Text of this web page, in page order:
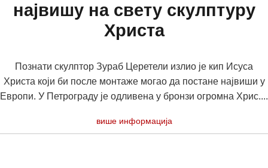
највишу на свету скулптуру
Христа
Познати скулптор Зураб Церетели излио је кип Исуса
Христа који би после монтаже могао да постане највиши у
Европи. У Петрограду је одливена у бронзи огромна Хрис....
више информација